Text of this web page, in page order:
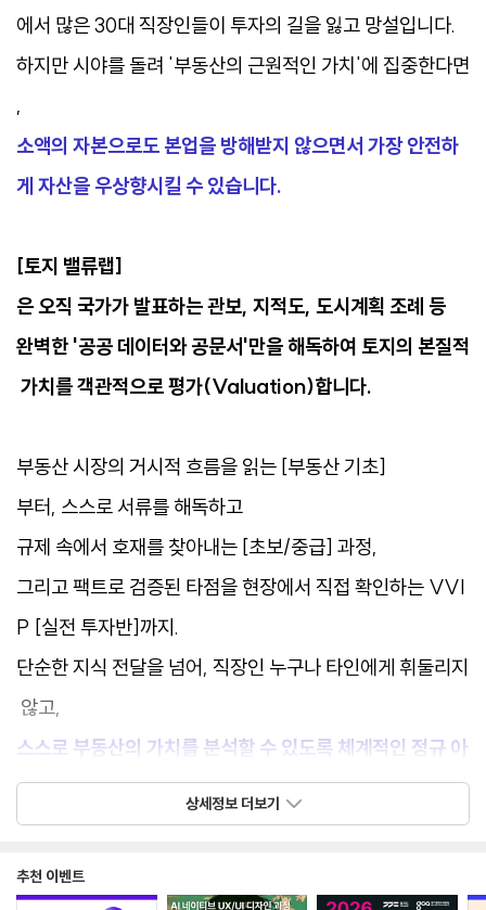
에서 많은 30대 직장인들이 투자의 길을 잃고 망설입니다.
하지만 시야를 돌려 '부동산의 근원적인 가치'에 집중한다면
,
소액의 자본으로도 본업을 방해받지 않으면서 가장 안전하
게 자산을 우상향시킬 수 있습니다.
[토지 밸류랩]
은 오직 국가가 발표하는 관보, 지적도, 도시계획 조례 등
완벽한 '공공 데이터와 공문서'만을 해독하여 토지의 본질적
가치를 객관적으로 평가(Valuation)합니다.
부동산 시장의 거시적 흐름을 읽는 [부동산 기초]
부터, 스스로 서류를 해독하고
규제 속에서 호재를 찾아내는 [초보/중급] 과정,
그리고 팩트로 검증된 타점을 현장에서 직접 확인하는 VVI
P [실전 투자반]까지.
단순한 지식 전달을 넘어, 직장인 누구나 타인에게 휘둘리지
않고,
스스로 부동산의 가치를 분석할 수 있도록 체계적인 정규 아
카데미 시스템을 제공합니다.
[왜 토지 밸류랩 인가요?]
상세정보 더보기
추천 이벤트